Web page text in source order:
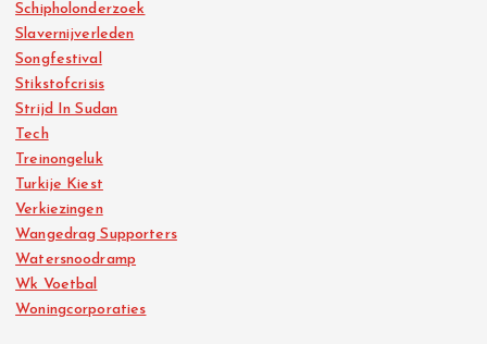
Schipholonderzoek
Slavernijverleden
Songfestival
Stikstofcrisis
Strijd In Sudan
Tech
Treinongeluk
Turkije Kiest
Verkiezingen
Wangedrag Supporters
Watersnoodramp
Wk Voetbal
Woningcorporaties